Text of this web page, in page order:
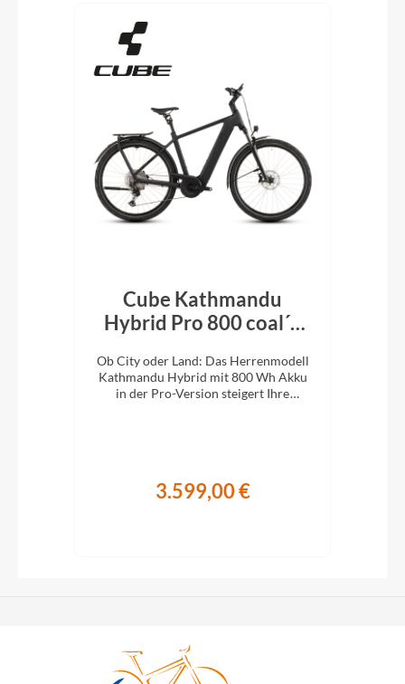
Cube Kathmandu
Hybrid Pro 800 coal´n
Ob City oder Land: Das Herrenmodell
Kathmandu Hybrid mit 800 Wh Akku
in der Pro-Version steigert Ihre
3.599,00 €